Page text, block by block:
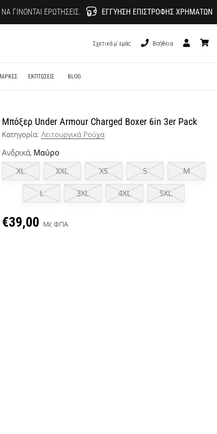
ΓΊΝΟΝΤΑΙ ΕΡΩΤΉΣΕΙΣ. ΕΓΓΎΗΣΗ ΕΠΙΣΤΡΟΦΉΣ ΧΡΗΜΆΤΩΝ
Σχετικά μ' εμάς
Βοήθεια
ΕΚΠΤΩΣΕΙΣ BLOG
Μπόξερ Under Armour Charged Boxer 6in 3er Pack
Κατηγορία: Λειτουργικά Ρούχα
Ανδρικά, Μαύρο
XL
XXL XS S M
L 3XL 4XL 5XL
€39,00 Με ΦΠΑ